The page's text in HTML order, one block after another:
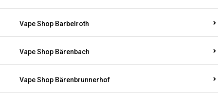
Vape Shop Barbelroth
Vape Shop Bärenbach
Vape Shop Bärenbrunnerhof